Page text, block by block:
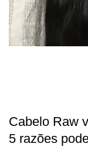
Cabelo Raw
5 razões